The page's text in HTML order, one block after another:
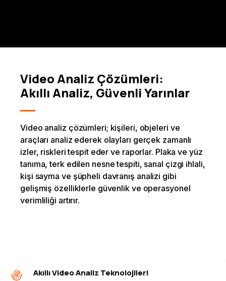
Video Analiz Çözümleri:
Akıllı Analiz, Güvenli Yarınlar
Video analiz çözümleri; kişileri, objeleri ve
araçları analiz ederek olayları gerçek zamanlı
izler, riskleri tespit eder ve raporlar. Plaka ve yüz
tanıma, terk edilen nesne tespiti, sanal çizgi ihlali,
kişi sayma ve şüpheli davranış analizi gibi
gelişmiş özelliklerle güvenlik ve operasyonel
verimliliği artırır.
Akıllı Video Analiz Teknolojileri